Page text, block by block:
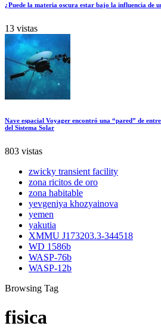
¿Puede la materia oscura estar bajo la influencia de
13 vistas
Nave espacial Voyager encontró una “pared” de
del Sistema Solar
803 vistas
zwicky transient facility
zona ricitos de oro
zona habitable
yevgeniya khozyainova
yemen
yakutia
XMMU J173203.3-344518
WD 1586b
WASP-76b
WASP-12b
Browsing Tag
fisica